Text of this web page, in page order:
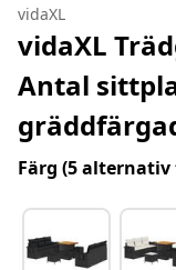
vidaXL
vidaXL
Antal
Färg (5